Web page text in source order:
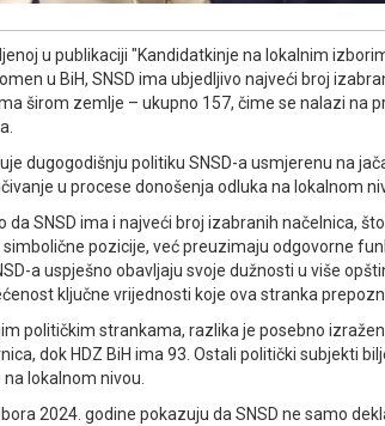
u publikaciji "Kandidatkinje na lokalnim
u BiH, SNSD ima ubjedljivo najveći broj
širom zemlje – ukupno 157, čime se nalazi na
dugogodišnju politiku SNSD-a usmjerenu na
u procese donošenja odluka na lokalnom
da SNSD ima i najveći broj izabranih načelnica,
pozicije, već preuzimaju odgovorne
a uspješno obavljaju svoje dužnosti u više
ključne vrijednosti koje ova stranka
političkim strankama, razlika je posebno
dok HDZ BiH ima 93. Ostali politički subjekti
lokalnom nivou.
2024. godine pokazuju da SNSD ne samo